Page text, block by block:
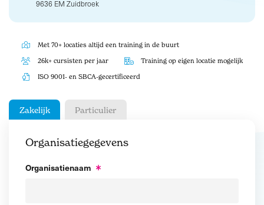
9636 EM Zuidbroek
Met 70+ locaties altijd een training in de buurt
26k+ cursisten per jaar Training op eigen locatie mogelijk
ISO 9001- en SBCA-gecertificeerd
Zakelijk Particulier
Organisatiegegevens
Organisatienaam